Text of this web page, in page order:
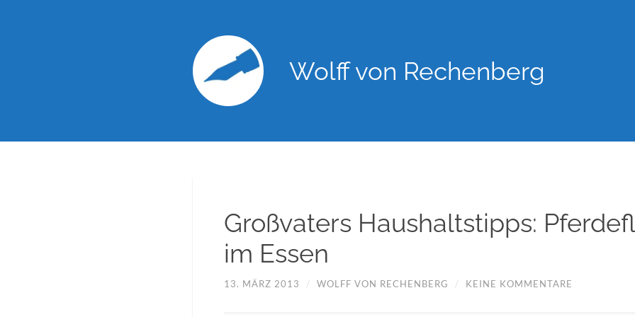
Wolff von Rechenberg
Großvaters Haushaltstipps:
im Essen
13. MÄRZ 2013 / WOLFF VON RECHENBERG / KEINE KOMMENTARE